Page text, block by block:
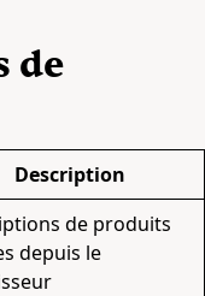
de
Description
de produits
depuis le